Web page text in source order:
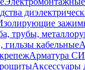
трубы,
гильзы кабельные
Арматура
Аксессуары